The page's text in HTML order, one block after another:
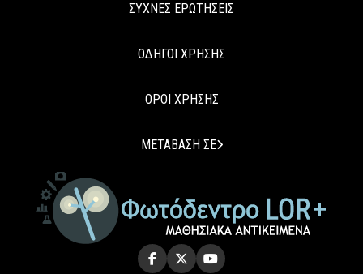
ΣΥΧΝΕΣ ΕΡΩΤΗΣΕΙΣ
ΟΔΗΓΟΙ ΧΡΗΣΗΣ
ΟΡΟΙ ΧΡΗΣΗΣ
ΜΕΤΑΒΑΣΗ ΣΕ